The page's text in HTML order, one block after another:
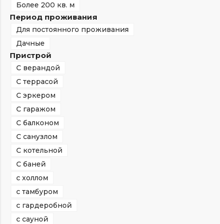
Более 200 кв. м
Период проживания
Для постоянного проживания
Дачные
Пристрой
С верандой
С террасой
С эркером
С гаражом
С балконом
С санузлом
С котельной
С баней
с холлом
с тамбуром
с гардеробной
с сауной